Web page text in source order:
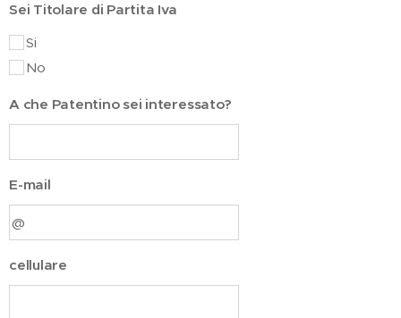
Sei Titolare di Partita Iva
Si
No
A che Patentino sei interessato?
E-mail
cellulare